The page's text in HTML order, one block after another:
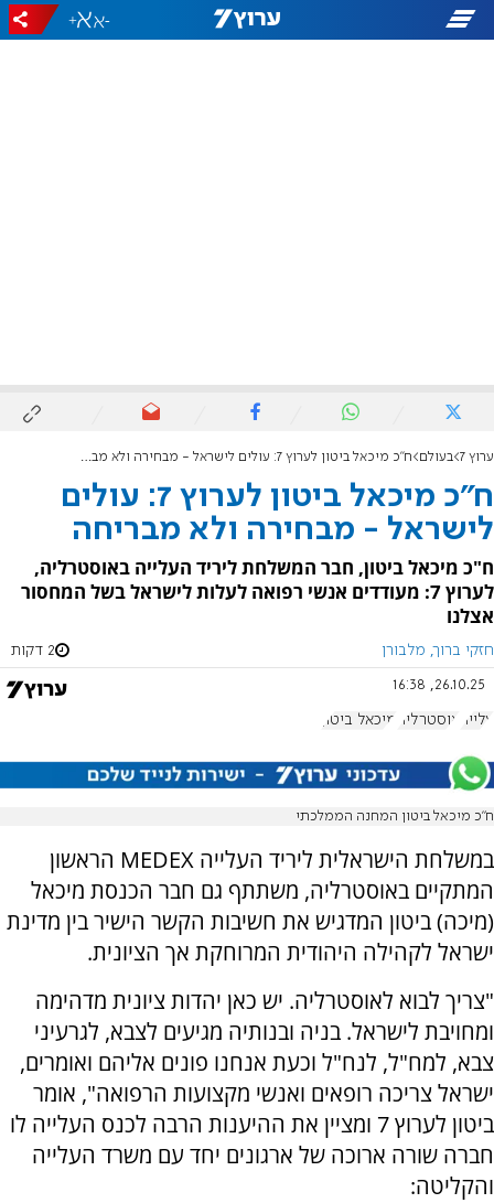
-
+
ערוץ 7 בעולם ח"כ מיכאל ביטון לערוץ 7: עולים לישראל - מבחירה ולא מבריחה
ח"כ מיכאל ביטון לערוץ 7: עולים
לישראל - מבחירה ולא מבריחה
ח"כ מיכאל ביטון, חבר המשלחת ליריד העלייה באוסטרליה,
לערוץ 7: מעודדים אנשי רפואה לעלות לישראל בשל המחסור
אצלנו
חזקי ברוך, מלבורן 2 דקות
26.10.25, 16:38
עלייה אוסטרליה מיכאל ביטון
ח"כ מיכאל ביטון המחנה הממלכתי
במשלחת הישראלית ליריד העלייה MEDEX הראשון
המתקיים באוסטרליה, משתתף גם חבר הכנסת מיכאל
(מיכה) ביטון המדגיש את חשיבות הקשר הישיר בין מדינת
ישראל לקהילה היהודית המרוחקת אך הציונית.
"צריך לבוא לאוסטרליה. יש כאן יהדות ציונית מדהימה
ומחויבת לישראל. בניה ובנותיה מגיעים לצבא, לגרעיני
צבא, למח"ל, לנח"ל וכעת אנחנו פונים אליהם ואומרים,
ישראל צריכה רופאים ואנשי מקצועות הרפואה", אומר
ביטון לערוץ 7 ומציין את ההיענות הרבה לכנס העלייה לו
חברה שורה ארוכה של ארגונים יחד עם משרד העלייה
והקליטה: